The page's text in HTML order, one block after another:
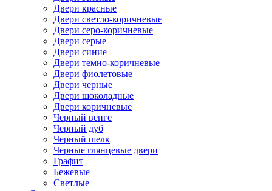
Двери красные
Двери светло-коричневые
Двери серо-коричневые
Двери серые
Двери синие
Двери темно-коричневые
Двери фиолетовые
Двери черные
Двери шоколадные
Двери коричневые
Черный венге
Черный дуб
Черный шелк
Черные глянцевые двери
Графит
Бежевые
Светлые